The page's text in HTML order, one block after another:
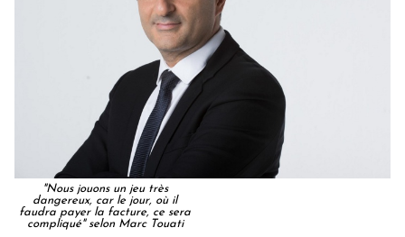
"Nous jouons un jeu très
dangereux, car le jour, où il
faudra payer la facture, ce sera
compliqué" selon Marc Touati